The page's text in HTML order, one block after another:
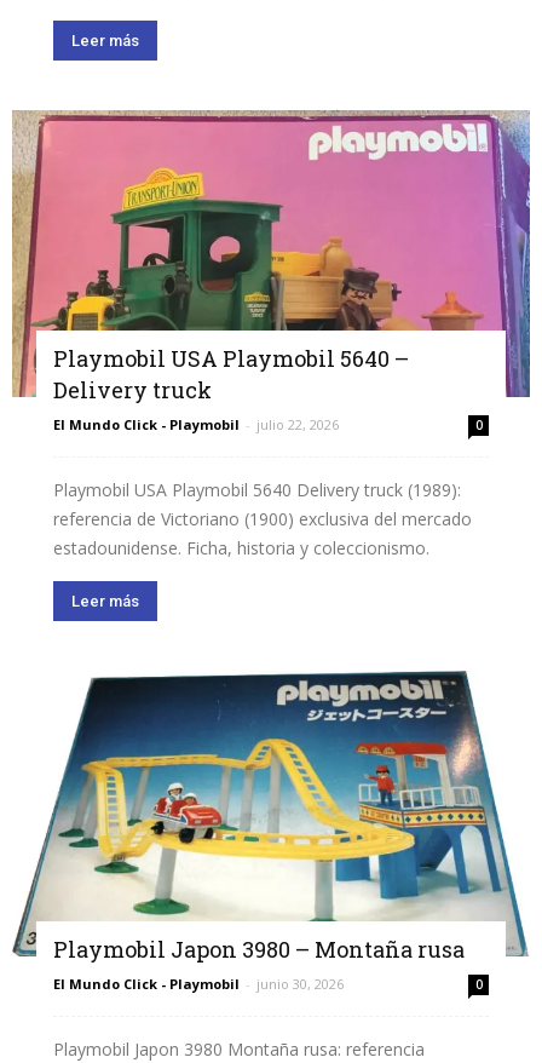
Leer más
Playmobil USA Playmobil 5640 –
Delivery truck
El Mundo Click - Playmobil - julio 22, 2026 0
Playmobil USA Playmobil 5640 Delivery truck (1989):
referencia de Victoriano (1900) exclusiva del mercado
estadounidense. Ficha, historia y coleccionismo.
Leer más
Playmobil Japon 3980 – Montaña rusa
El Mundo Click - Playmobil - junio 30, 2026 0
Playmobil Japon 3980 Montaña rusa: referencia